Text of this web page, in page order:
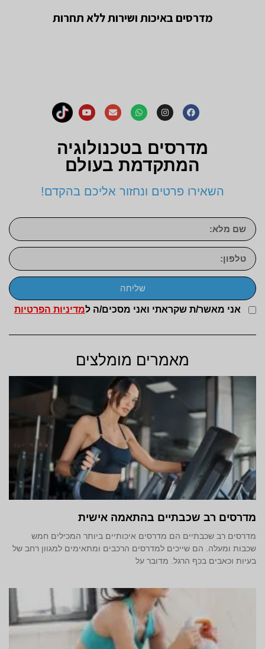
מדרסים באיכות ושירות ללא תחרות
מדרסים בטכנולוגיה
המתקדמת בעולם
השאירו פרטים ונחזור אליכם בהקדם!
אני מאשר/ת שקראתי ואני מסכים/ה למדיניות הפרטיות
שליחה
מאמרים מומלצים
מדרסים רב שכבתיים בהתאמה אישית
מדרסים רב שכבתיים הם מדרסים איכותיים ביותר המכילים חמש
שכבות ומעלה. הם שייכים למדרסים הרכבים ומתאימים למגוון רחב של
בעיות וכאבים בכף הרגל. מדובר על